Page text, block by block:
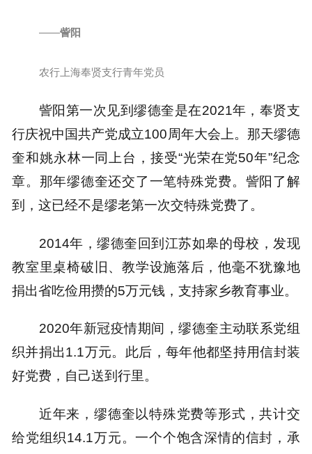
——訾阳
农行上海奉贤支行青年党员
訾阳第一次见到缪德奎是在2021年，奉贤支
行庆祝中国共产党成立100周年大会上。那天缪德
奎和姚永林一同上台，接受“光荣在党50年”纪念
章。那年缪德奎还交了一笔特殊党费。訾阳了解
到，这已经不是缪老第一次交特殊党费了。
2014年，缪德奎回到江苏如皋的母校，发现
教室里桌椅破旧、教学设施落后，他毫不犹豫地
捐出省吃俭用攒的5万元钱，支持家乡教育事业。
2020年新冠疫情期间，缪德奎主动联系党组
织并捐出1.1万元。此后，每年他都坚持用信封装
好党费，自己送到行里。
近年来，缪德奎以特殊党费等形式，共计交
给党组织14.1万元。一个个饱含深情的信封，承